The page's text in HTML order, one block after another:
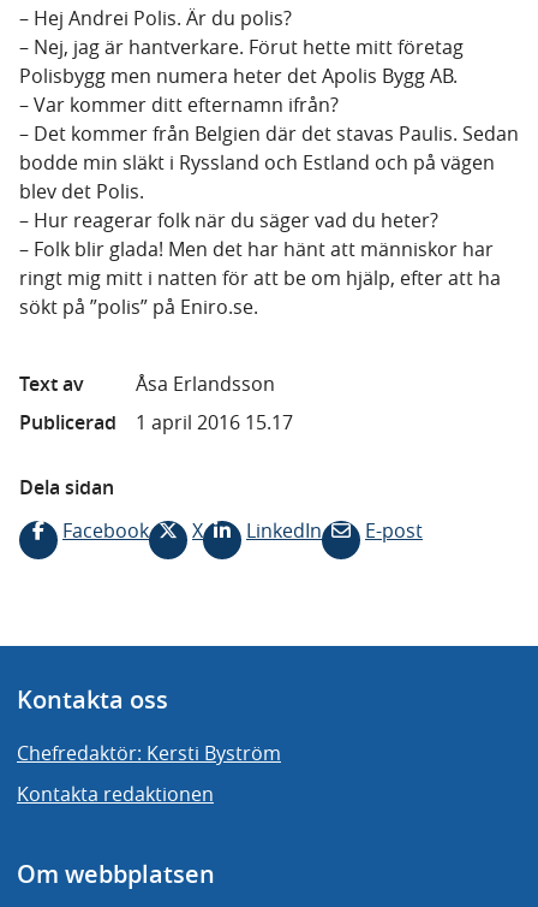
– Hej Andrei Polis. Är du polis?
– Nej, jag är hantverkare. Förut hette mitt företag
Polisbygg men numera heter det Apolis Bygg AB.
– Var kommer ditt efternamn ifrån?
– Det kommer från Belgien där det stavas Paulis. Sedan
bodde min släkt i Ryssland och Estland och på vägen
blev det Polis.
– Hur reagerar folk när du säger vad du heter?
– Folk blir glada! Men det har hänt att människor har
ringt mig mitt i natten för att be om hjälp, efter att ha
sökt på ”polis” på Eniro.se.
Text av
Åsa Erlandsson
Publicerad
1 april 2016 15.17
Dela sidan
Facebook
X LinkedIn E-post
Kontakta oss
Chefredaktör: Kersti Byström
Kontakta redaktionen
Om webbplatsen